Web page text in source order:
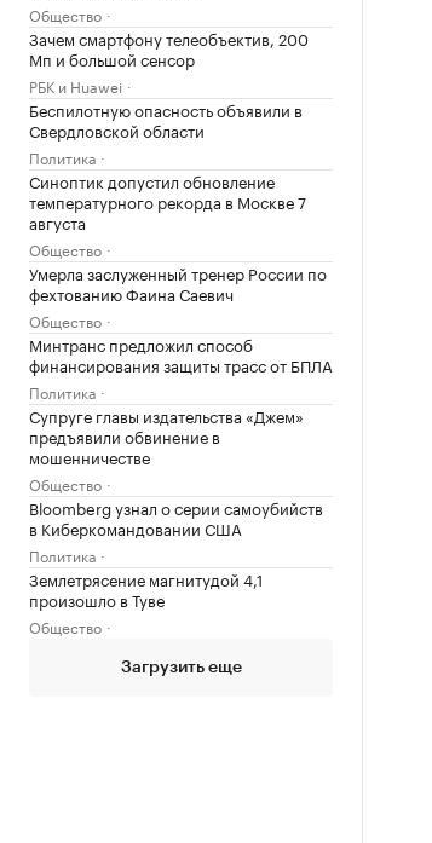
Общество
Зачем смартфону телеобъектив, 200
Мп и большой сенсор
РБК и Huawei
Беспилотную опасность объявили в
Свердловской области
Политика
Синоптик допустил обновление
температурного рекорда в Москве 7
августа
Общество
Умерла заслуженный тренер России по
фехтованию Фаина Саевич
Общество
Минтранс предложил способ
финансирования защиты трасс от БПЛА
Политика
Супруге главы издательства «Джем»
предъявили обвинение в
мошенничестве
Общество
Bloomberg узнал о серии самоубийств
в Киберкомандовании США
Политика
Землетрясение магнитудой 4,1
произошло в Туве
Общество
Загрузить еще